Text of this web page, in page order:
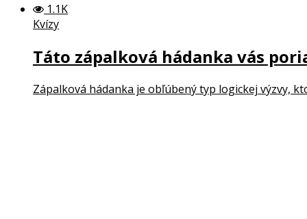
1.1K
Kvízy
Táto zápalková hádanka vás
Zápalková hádanka je obľúbený typ logickej výzvy,